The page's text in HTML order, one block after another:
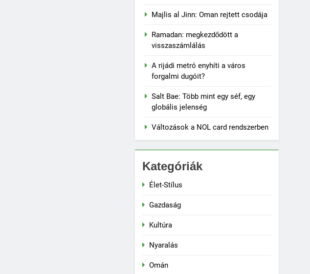
Majlis al Jinn: Oman rejtett csodája
Ramadan: megkezdődött a
visszaszámlálás
A rijádi metró enyhíti a város
forgalmi dugóit?
Salt Bae: Több mint egy séf, egy
globális jelenség
Változások a NOL card rendszerben
Kategóriák
Élet-Stílus
Gazdaság
Kultúra
Nyaralás
Omán